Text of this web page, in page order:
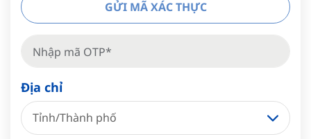
GỬI MÃ XÁC THỰC
Địa chỉ
Tỉnh/Thành phố